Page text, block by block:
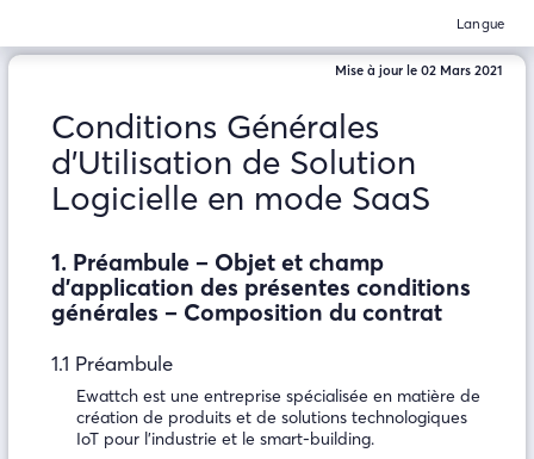
Langue
Mise à jour le 02 Mars 2021
Conditions Générales
d’Utilisation de Solution
Logicielle en mode SaaS
1. Préambule – Objet et champ
d'application des présentes conditions
générales – Composition du contrat
1.1 Préambule
Ewattch est une entreprise spécialisée en matière de
création de produits et de solutions technologiques
IoT pour l’industrie et le smart-building.